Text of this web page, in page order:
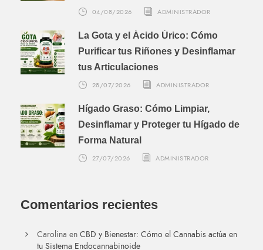
04/08/2026 ADMINISTRADOR
La Gota y el Ácido Úrico: Cómo
Purificar tus Riñones y Desinflamar
tus Articulaciones
28/07/2026 ADMINISTRADOR
Hígado Graso: Cómo Limpiar,
Desinflamar y Proteger tu Hígado de
Forma Natural
27/07/2026 ADMINISTRADOR
Comentarios recientes
Carolina en CBD y Bienestar: Cómo el Cannabis actúa en
tu Sistema Endocannabinoide